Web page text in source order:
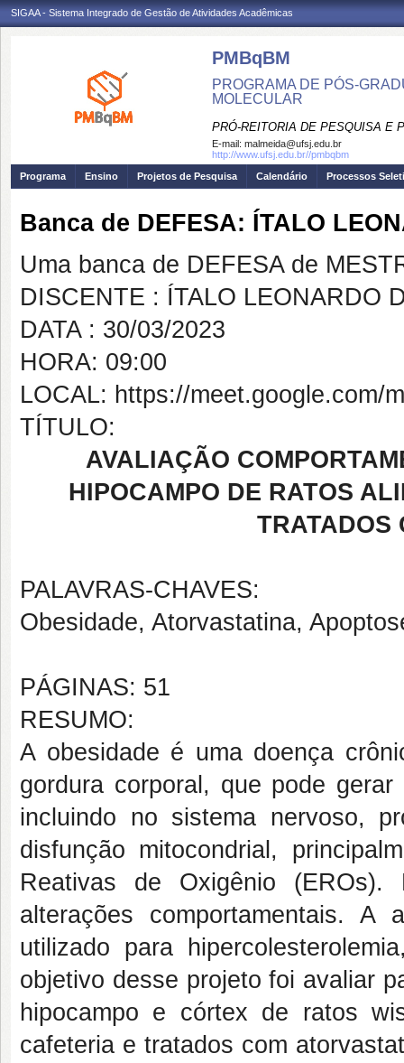
SIGAA - Sistema Integrado de Gestão de Atividades Acadêmicas
PMBqBM
PROGRAMA DE PÓS-
MOLECULAR
PRÓ-REITORIA DE PESQUISA E
E-mail: malmeida@ufsj.edu.br
http://www.ufsj.edu.br//pmbqbm
Programa
Ensino Projetos de Pesquisa Calendário Processos
Banca de DEFESA: ÍTALO
Uma banca de DEFESA de
DISCENTE : ÍTALO LEONARDO
DATA : 30/03/2023
HORA: 09:00
LOCAL: https://meet.google.com/
TÍTULO:
AVALIAÇÃO
HIPOCAMPO DE RATOS
TRATADOS
PALAVRAS-CHAVES:
Obesidade, Atorvastatina,
PÁGINAS: 51
RESUMO:
A obesidade é uma doença
gordura corporal, que pode
incluindo no sistema nervoso,
disfunção mitocondrial,
Reativas de Oxigênio
alterações comportamentais. A
utilizado para
objetivo desse projeto foi avaliar
hipocampo e córtex de ratos
cafeteria e tratados com